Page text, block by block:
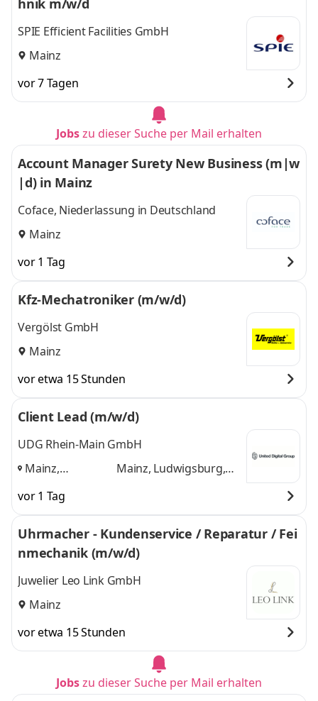
hnik m/w/d
SPIE Efficient Facilities GmbH
Mainz
vor 7 Tagen
Jobszu dieser Suche per Mail erhalten
Account Manager Surety New Business (m|w
|d) in Mainz
Coface, Niederlassung in Deutschland
Mainz
vor 1 Tag
Kfz-Mechatroniker (m/w/d)
Vergölst GmbH
Mainz
vor etwa 15 Stunden
Client Lead (m/w/d)
UDG Rhein-Main GmbH
Mainz,
Herrenberg
Mainz, Ludwigsburg,
vor 1 Tag
Uhrmacher - Kundenservice / Reparatur / Fei
nmechanik (m/w/d)
Juwelier Leo Link GmbH
Mainz
vor etwa 15 Stunden
Jobszu dieser Suche per Mail erhalten